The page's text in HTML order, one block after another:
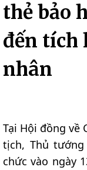
thẻ bảo
đến tích
nhân
Tại Hội đồng về
tịch, Thủ tướng
chức vào ngày